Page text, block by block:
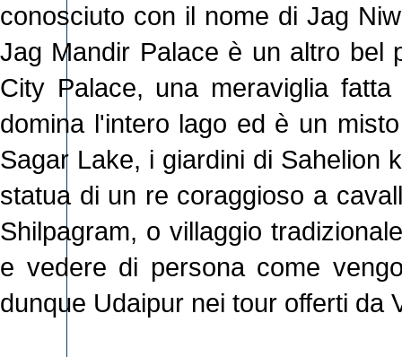
conosciuto con il nome di Jag
Jag Mandir Palace è un altro bel
City Palace, una meraviglia
domina l'intero lago ed è un
Sagar Lake, i giardini di Sahelion
statua di un re coraggioso a
Shilpagram, o villaggio
e vedere di persona come
dunque Udaipur nei tour offerti da